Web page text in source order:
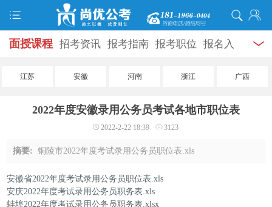
面授课程 招考资讯 报考指南 报考职位 报名入
打准考证 成绩查询 面试公告 录用公示 辅导
学员风采 名师团队
服务信息
江苏 安徽 河南 浙江 广西
2022年度安徽录用公务员考试各地市职位表
2022-2-22 18:39 3123
摘要:铜陵市2022年度考试录用公务员职位表.xls
安徽省2022年度考试录用公务员职位表.xls
安庆2022年度考试录用公务员职务表.xls
蚌埠2022年度考试录用公务员职务表.xlsx